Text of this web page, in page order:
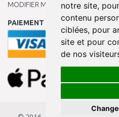
notre site,
contenu
ciblées, pour
site et pour
de nos
MODIFIER MES PRÉFÉRENCES DE
PAIEMENT EN LIGNE